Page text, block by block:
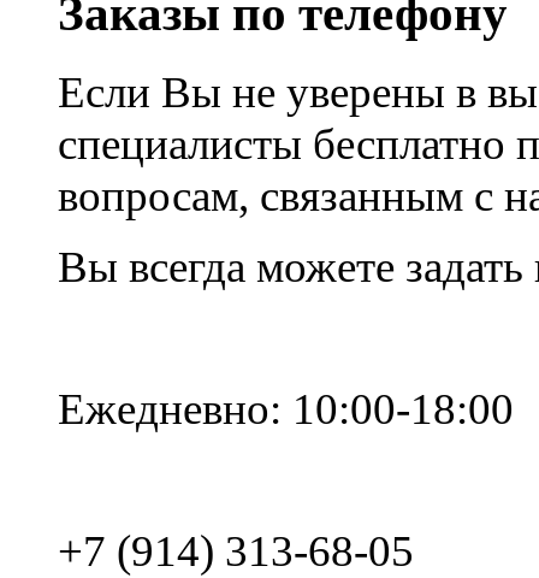
Заказы по телефону
Если Вы не уверены в
специалисты
вопросам, связанным с
Вы всегда можете
Ежедневно: 10:00-18:00
+7 (914) 313-68-05